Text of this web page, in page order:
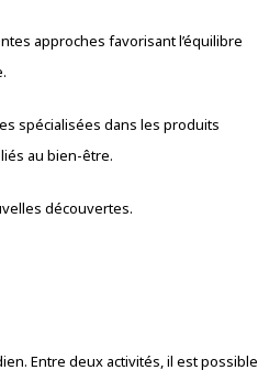
approches favorisant l’équilibre
spécialisées dans les produits
au bien-être.
découvertes.
Entre deux activités, il est possible